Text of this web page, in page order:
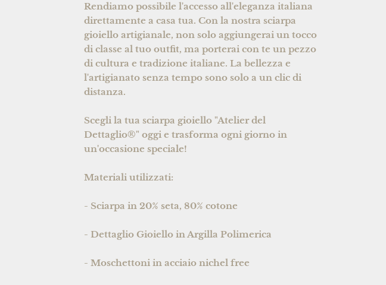
Rendiamo possibile l'accesso all'eleganza italiana
direttamente a casa tua. Con la nostra sciarpa
gioiello artigianale, non solo aggiungerai un tocco
di classe al tuo outfit, ma porterai con te un pezzo
di cultura e tradizione italiane. La bellezza e
l'artigianato senza tempo sono solo a un clic di
distanza.
Scegli la tua sciarpa gioiello "Atelier del
Dettaglio®" oggi e trasforma ogni giorno in
un'occasione speciale!
Materiali utilizzati:
- Sciarpa in 20% seta, 80% cotone
- Dettaglio Gioiello in Argilla Polimerica
- Moschettoni in acciaio nichel free